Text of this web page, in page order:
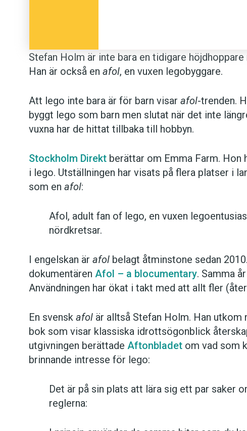
Stefan Holm är inte bara en tidigare
Han är också en afol, en vuxen legobyggare.
Att lego inte bara är för barn visar afol-trenden.
byggt lego som barn men slutat när det inte
vuxna har de hittat tillbaka till hobbyn.
Stockholm Direkt berättar om Emma Farm. Hon
i lego. Utställningen har visats på flera platser i
som en afol:
Afol, adult fan of lego, en vuxen
nördkretsar.
I engelskan är afol belagt åtminstone sedan
dokumentären Afol – a blocumentary. Samma
Användningen har ökat i takt med att allt fler
En svensk afol är alltså Stefan Holm. Han utkom
bok som visar klassiska idrottsögonblick
utgivningen berättade Aftonbladet om vad som
brinnande intresse för lego:
Det är på sin plats att lära sig ett par saker
reglerna: